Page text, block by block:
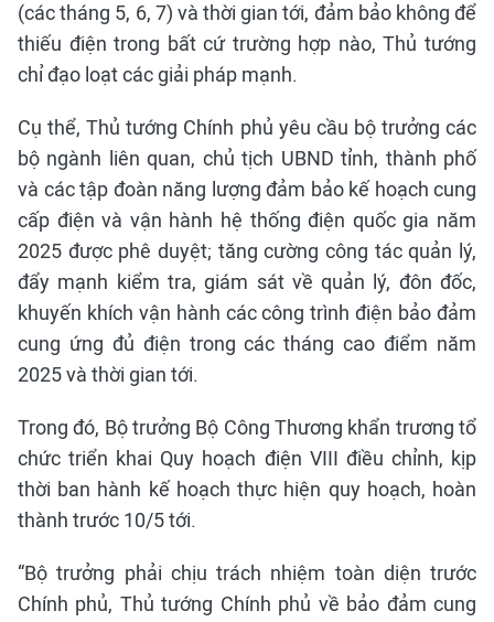
(các tháng 5, 6, 7) và thời gian tới, đảm bảo không để
thiếu điện trong bất cứ trường hợp nào, Thủ tướng
chỉ đạo loạt các giải pháp mạnh.
Cụ thể, Thủ tướng Chính phủ yêu cầu bộ trưởng các
bộ ngành liên quan, chủ tịch UBND tỉnh, thành phố
và các tập đoàn năng lượng đảm bảo kế hoạch cung
cấp điện và vận hành hệ thống điện quốc gia năm
2025 được phê duyệt; tăng cường công tác quản lý,
đẩy mạnh kiểm tra, giám sát về quản lý, đôn đốc,
khuyến khích vận hành các công trình điện bảo đảm
cung ứng đủ điện trong các tháng cao điểm năm
2025 và thời gian tới.
Trong đó, Bộ trưởng Bộ Công Thương khẩn trương tổ
chức triển khai Quy hoạch điện VIII điều chỉnh, kịp
thời ban hành kế hoạch thực hiện quy hoạch, hoàn
thành trước 10/5 tới.
“Bộ trưởng phải chịu trách nhiệm toàn diện trước
Chính phủ, Thủ tướng Chính phủ về bảo đảm cung